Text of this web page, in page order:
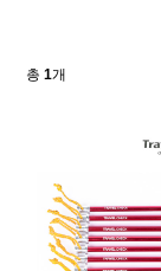
총1개